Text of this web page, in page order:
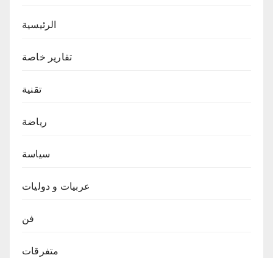
الرئيسية
تقارير خاصة
تقنية
رياضة
سياسة
عربيات و دوليات
فن
متفرقات